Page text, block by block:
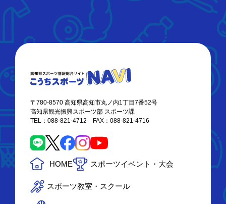
〒780-8570 高知県高知市丸ノ内1丁目7番52号
高知県観光振興スポーツ部 スポーツ課
TEL：088-821-4712 FAX：088-821-4716
HOME スポーツイベント・大会
スポーツ教室・スクール